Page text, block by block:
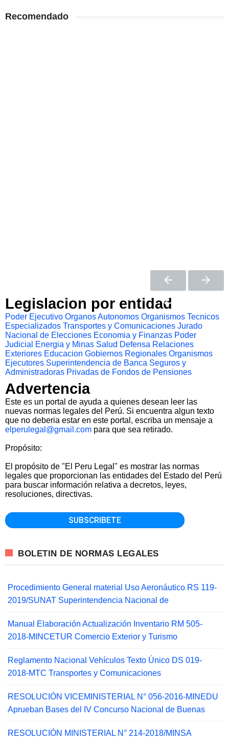
Recomendado
Legislacion por entidad
Poder Ejecutivo Organos Autonomos Organismos Tecnicos
Especializados Transportes y Comunicaciones Jurado
Nacional de Elecciones Economia y Finanzas Poder
Judicial
Energia y Minas Salud Defensa Relaciones
Exteriores Educacion Gobiernos Regionales Organismos
Ejecutores Superintendencia de Banca Seguros y
Administradoras Privadas de Fondos de Pensiones
Advertencia
Este es un portal de ayuda a quienes desean leer las
nuevas normas legales del Perú. Si encuentra algun texto
que no deberia estar en este portal, escriba un mensaje a
elperulegal@gmail.com para que sea retirado.
Propósito:
El propósito de "El Peru Legal" es mostrar las normas
legales que proporcionan las entidades del Estado del Perú
para buscar información relativa a decretos, leyes,
resoluciones, directivas.
BOLETIN DE NORMAS LEGALES
Procedimiento General material Uso Aeronáutico RS 119-
2019/SUNAT Superintendencia Nacional de
Manual Elaboración Actualización Inventario RM 505-
2018-MINCETUR Comercio Exterior y Turismo
Reglamento Nacional Vehículos Texto Único DS 019-
2018-MTC Transportes y Comunicaciones
RESOLUCIÓN VICEMINISTERIAL N° 056-2016-MINEDU
Aprueban Bases del IV Concurso Nacional de Buenas
RESOLUCIÓN MINISTERIAL N° 214-2018/MINSA